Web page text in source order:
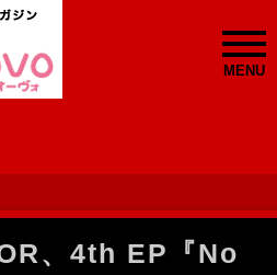
MENU
、4th EP『No